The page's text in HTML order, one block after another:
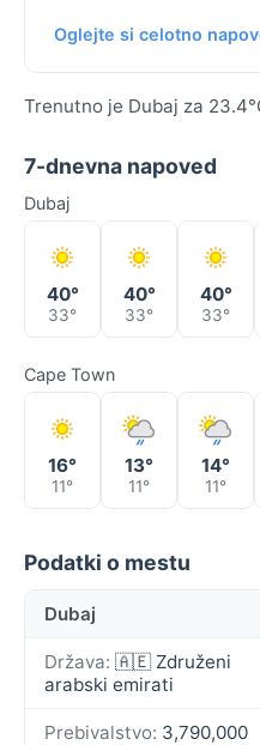
Oglejte si celotno
Trenutno je Dubaj za
7-dnevna napoved
Dubaj
40°
33°
40°
33°
40°
33°
Cape Town
16°
11°
13°
11°
14°
11°
Podatki o mestu
Dubaj
Država: 🇦🇪 Združeni
arabski emirati
Prebivalstvo: 3,790,000